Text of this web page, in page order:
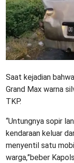
Saat kejadian
Grand Max warna
TKP.
“Untungnya sopir
kendaraan keluar
menyentil satu
warga,”beber